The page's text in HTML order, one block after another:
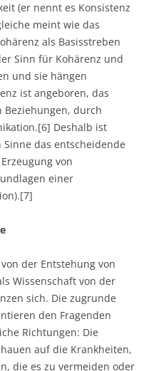
(er nennt es Konsistenz
meint wie das
als Basisstreben
Sinn für Kohärenz und
und sie hängen
ist angeboren, das
durch
Deshalb ist
das entscheidende
von
einer
der Entstehung von
Wissenschaft von der
sich. Die zugrunde
den Fragenden
Richtungen: Die
auf die Krankheiten,
die es zu vermeiden oder